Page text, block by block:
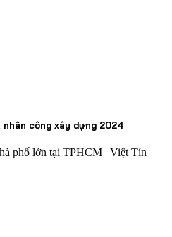
công xây dựng 2024